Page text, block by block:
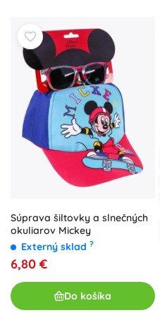
Súprava šiltovky a slnečných
okuliarov Mickey
Externý sklad ?
6,80 €
Do košíka